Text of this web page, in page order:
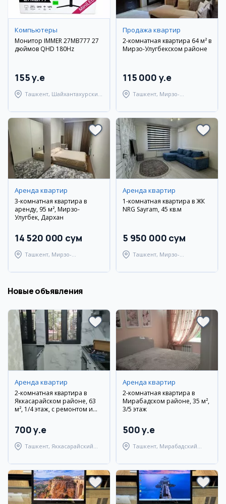
Компьютеры
Монитор IMMER 27MB777 27
дюймов QHD 180Hz
155 y.e
Ташкент, Шайхантахурский
Продажа квартир
2-комнатная квартира 64 м² в
Мирзо-Улугбекском районе
115 000 y.e
Ташкент, Мирзо-
Аренда квартир
3-комнатная квартира в
аренду, 95 м², Мирзо-
Улугбек, Дархан
14 520 000 сум
Ташкент, Мирзо-
Аренда квартир
1-комнатная квартира в ЖК
NRG Sayram, 45 кв.м
5 950 000 сум
Ташкент, Мирзо-
Новые объявления
Аренда квартир
2-комнатная квартира в
Яккасарайском районе, 63
м², 1/4 этаж, с ремонтом и
700 y.e
Ташкент, Яккасарайский
Аренда квартир
2-комнатная квартира в
Мирабадском районе, 35 м²,
3/5 этаж
500 y.e
Ташкент, Мирабадский